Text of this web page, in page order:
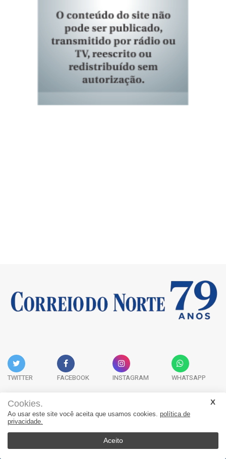
TWITTER FACEBOOK INSTAGRAM WHATSAPP
Acervo Digital Fale Conosco Quem Somos
Cookies.
Ao usar este site você aceita que usamos cookies. política de
privacidade.
Aceito